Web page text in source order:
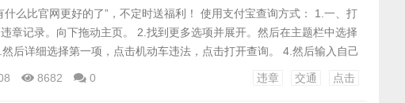
什么比官网更好的了”，不定时送福利！ 使用支付宝查询方式： 1.一、打
章记录。向下拖动主页。 2.找到更多选项并展开。然后在主题栏中选择
后详细选择第一项，点击机动车违法，点击打开查询。 4.然后输入自己
后，单击查询。初始查询需要一些时间。 6.最后可以看看自己的车有没
8682 0 违章 交通 点击